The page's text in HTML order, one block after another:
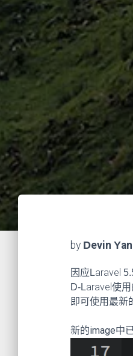
by Devin
因应Laravel
D-Laravel使
即可使用最新
新的image中